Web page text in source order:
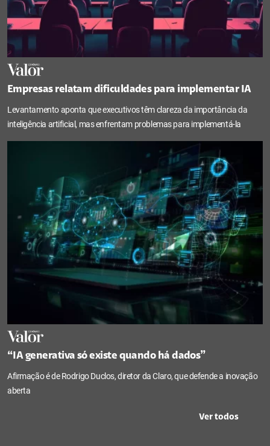
Empresas relatam dificuldades para implementar IA
Levantamento aponta que executivos têm clareza da importância da
inteligência artificial, mas enfrentam problemas para implementá-la
“IA generativa só existe quando há dados”
Afirmação é de Rodrigo Duclos, diretor da Claro, que defende a inovação
aberta
Ver todos